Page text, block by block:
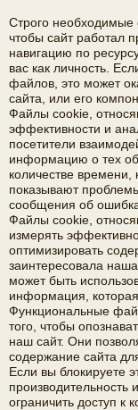
Строго
чтобы сайт работал
навигацию по
вас как личность.
файлов, это может
сайта, или его
Файлы cookie,
эффективности и
посетители
информацию о тех
количестве времени,
показывают
сообщения об
Файлы cookie,
измерять
оптимизировать
заинтересовала
может быть
информация,
Функциональные
того, чтобы
наш сайт. Они
содержание сайта
Если вы блокируете
производительность
ограничить доступ к